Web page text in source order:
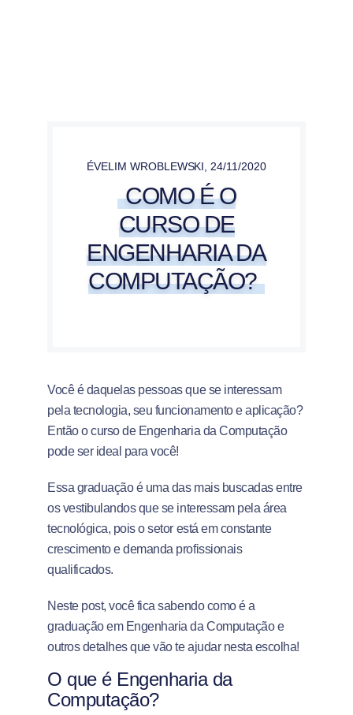
ÉVELIM WROBLEWSKI,24/11/2020
COMO É O
CURSO DE
ENGENHARIA DA
COMPUTAÇÃO?
Você é daquelas pessoas que se interessam
pela tecnologia, seu funcionamento e aplicação?
Então o curso de Engenharia da Computação
pode ser ideal para você!
Essa graduação é uma das mais buscadas entre
os vestibulandos que se interessam pela área
tecnológica, pois o setor está em constante
crescimento e demanda profissionais
qualificados.
Neste post, você fica sabendo como é a
graduação em Engenharia da Computação e
outros detalhes que vão te ajudar nesta escolha!
O que é Engenharia da
Computação?